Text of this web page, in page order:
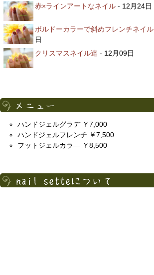
赤×ラインアートなネイル - 12月24日
ボルドーカラーで斜めフレンチネイル
日
クリスマスネイル達 - 12月09日
ハンドジェルグラデ ￥7,000
ハンドジェルフレンチ ￥7,500
フットジェルカラ― ￥8,500